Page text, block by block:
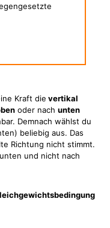
Kraft die vertikal
oder nach unten
Demnach wählst du
beliebig aus. Das
Richtung nicht stimmt.
und nicht nach